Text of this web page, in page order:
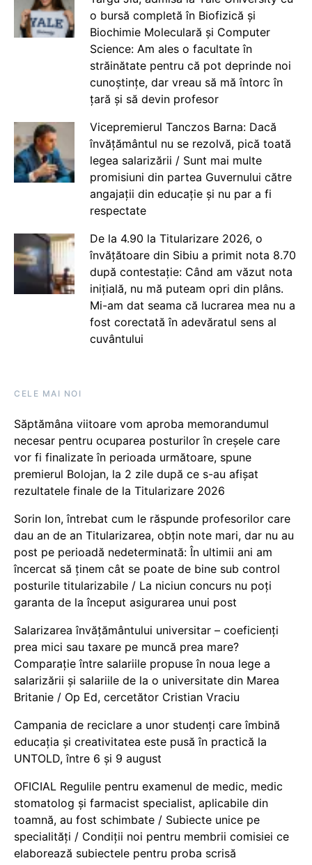
o bursă completă în Biofizică și
Biochimie Moleculară și Computer
Science: Am ales o facultate în
străinătate pentru că pot deprinde noi
cunoștințe, dar vreau să mă întorc în
țară și să devin profesor
Vicepremierul Tanczos Barna: Dacă
învățământul nu se rezolvă, pică toată
legea salarizării / Sunt mai multe
promisiuni din partea Guvernului către
angajații din educație și nu par a fi
respectate
De la 4.90 la Titularizare 2026, o
învățătoare din Sibiu a primit nota 8.70
după contestație: Când am văzut nota
inițială, nu mă puteam opri din plâns.
Mi-am dat seama că lucrarea mea nu a
fost corectată în adevăratul sens al
cuvântului
CELE MAI NOI
Săptămâna viitoare vom aproba memorandumul
necesar pentru ocuparea posturilor în creșele care
vor fi finalizate în perioada următoare, spune
premierul Bolojan, la 2 zile după ce s-au afișat
rezultatele finale de la Titularizare 2026
Sorin Ion, întrebat cum le răspunde profesorilor care
dau an de an Titularizarea, obțin note mari, dar nu au
post pe perioadă nedeterminată: În ultimii ani am
încercat să ținem cât se poate de bine sub control
posturile titularizabile / La niciun concurs nu poți
garanta de la început asigurarea unui post
Salarizarea învățământului universitar – coeficienți
prea mici sau taxare pe muncă prea mare?
Comparație între salariile propuse în noua lege a
salarizării și salariile de la o universitate din Marea
Britanie / Op Ed, cercetător Cristian Vraciu
Campania de reciclare a unor studenți care îmbină
educația și creativitatea este pusă în practică la
UNTOLD, între 6 și 9 august
OFICIAL Regulile pentru examenul de medic, medic
stomatolog și farmacist specialist, aplicabile din
toamnă, au fost schimbate / Subiecte unice pe
specialități / Condiții noi pentru membrii comisiei ce
elaborează subiectele pentru proba scrisă